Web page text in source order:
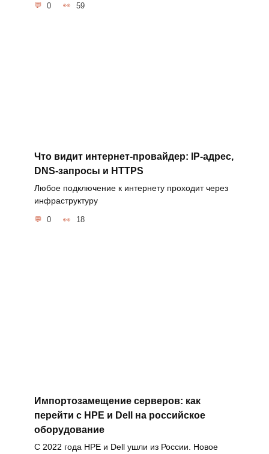
0 59
Что видит интернет-провайдер: IP-адрес,
DNS-запросы и HTTPS
Любое подключение к интернету проходит через
инфраструктуру
0 18
Импортозамещение серверов: как
перейти с HPE и Dell на российское
оборудование
С 2022 года HPE и Dell ушли из России. Новое